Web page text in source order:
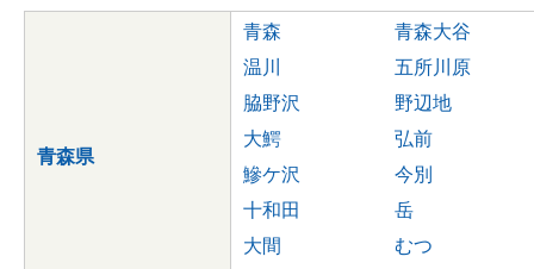
青森県
青森
青森大谷
温川
五所川原
脇野沢
野辺地
大鰐
弘前
鰺ケ沢
今別
十和田
岳
大間
むつ